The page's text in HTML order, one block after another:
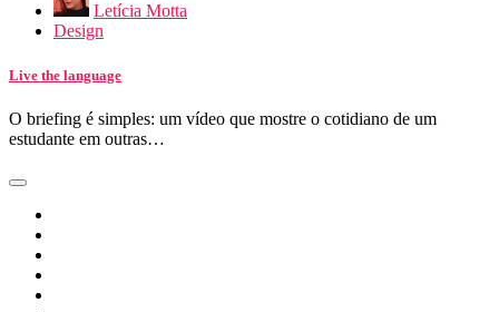
Letícia Motta
Design
Live the language
O briefing é simples: um vídeo que mostre o cotidiano de um
estudante em outras…